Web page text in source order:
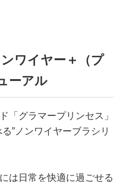
ワイヤー＋（プ
ーアル
「グラマープリンセス」
”ノンワイヤーブラシリ
は日常を快適に過ごせる